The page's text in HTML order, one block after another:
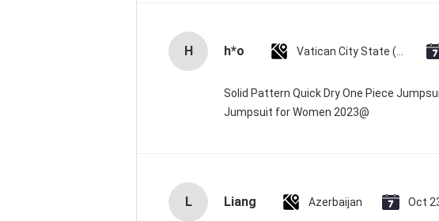
H h*o
Solid Pattern Quick Dry One Piece
Jumpsuit for Women 2023@
L Liang Azerbaijan Oct